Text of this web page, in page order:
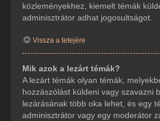
közleményekhez, kiemelt témák
adminisztrátor adhat jogosultságot.
Vissza a tetejére
Mik azok a lezárt témák?
A lezárt témák olyan témák,
hozzászólást küldeni vagy szavazni
lezárásának több oka lehet, és egy
adminisztrátor vagy egy moderátor